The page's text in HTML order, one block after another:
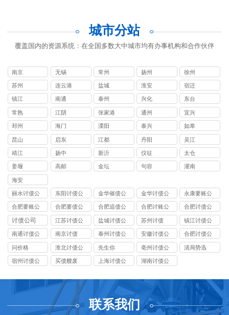
城市分站
覆盖国内的资源系统：在全国多数大中城市均有办事机构和合作伙伴
南京 无锡 常州 扬州 徐州
苏州 连云港 盐城 淮安 宿迁
镇江 南通 泰州 兴化 东台
常熟 江阴 张家港 通州 宜兴
邳州 海门 溧阳 泰兴 如皋
昆山 启东 江都 丹阳 吴江
靖江 扬中 新沂 仪征 太仓
姜堰 高邮 金坛 句容 灌南
海安
丽水讨债公
司
东阳讨债公
司
金华催债公
司
金华讨债公
司
永康要账公
司
合肥要账公
司
合肥要债公
司
合肥追债公
司
合肥讨账公
司
合肥讨债公
司
讨债公司
江苏讨债公
司
盐城讨债公
司
苏州讨债
镇江讨债公
司
南通讨债公
司
南京讨债
泰州讨债公
司
安徽讨债公
司
合肥讨债公
司
问价格
淮北讨债公
司
先生你
亳州讨债公
司
清局势迅
宿州讨债公
买债艘废
上海讨债公
湖南讨债公
联系我们